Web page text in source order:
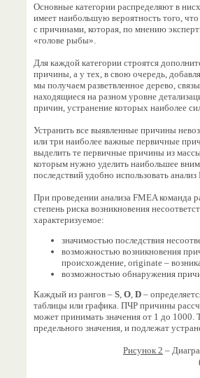
Основные категории распределяют в
имеет наибольшую вероятность того,
с причинами, которая, по мнению
«голове рыбы».
Для каждой категории строятся
причины, а у тех, в свою очередь,
мы получаем разветвленное дерево,
находящиеся на разном уровне
причин, устранение которых наиболее
Устранить все выявленные причины
или три наиболее важные первичные
выделить те первичные причины из
которым нужно уделить наибольшее
последствий удобно использовать
При проведении анализа FMEA
степень риска возникновения
характеризуемое:
значимостью последствия
возможностью возникновения
происхождение, originate –
возможностью обнаружения
Каждый из рангов – S, O, D –
таблицы или графика. ПЧР причины
может принимать значения от 1 до
предельного значения, и подлежат
Рисунок 2 –